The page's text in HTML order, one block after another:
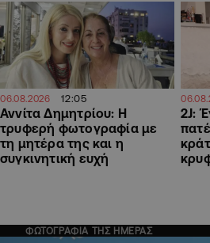
06.08.2026 12:05
Αννίτα Δημητρίου: Η
τρυφερή φωτογραφία με
τη μητέρα της και η
συγκινητική ευχή
2J:
ΦΩΤΟΓΡΑΦΙΑ ΤΗΣ ΗΜΕΡΑΣ